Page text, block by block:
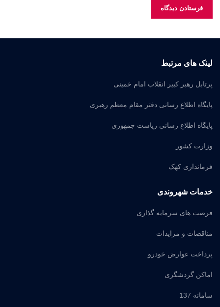
لینک های مرتبط
پرتابل رهبر کبیر انقلاب امام خمینی
پایگاه اطلاع رسانی دفتر مقام معظم رهبری
پایگاه اطلاع رسانی ریاست جمهوری
وزارت کشور
فرمانداری کهک
خدمات شهروندی
فرصت های سرمایه گذاری
مناقصات و مزایدات
پرداخت عوارض خودرو
اماکن گردشگری
سامانه 137